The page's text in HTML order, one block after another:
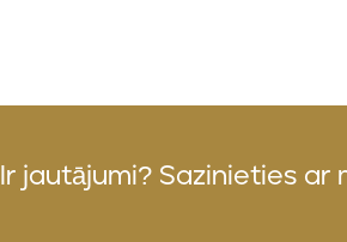
Ir jautājumi? Sazinieties ar